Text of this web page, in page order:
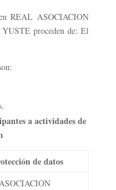
REAL ASOCIACION
proceden de: El
a actividades de
de datos